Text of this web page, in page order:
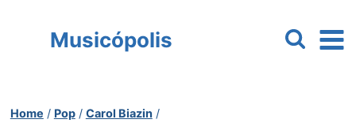
Musicópolis
Home / Pop / Carol Biazin /